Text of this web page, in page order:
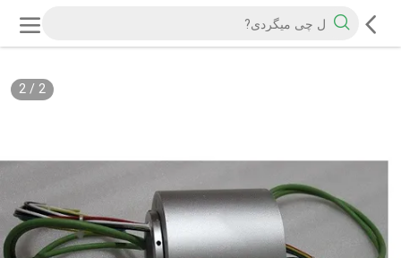
2
/
2